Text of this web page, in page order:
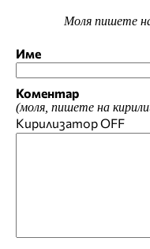
Моля пишете
Име
Коментар
(моля, пишете на
КирилизаторOFF